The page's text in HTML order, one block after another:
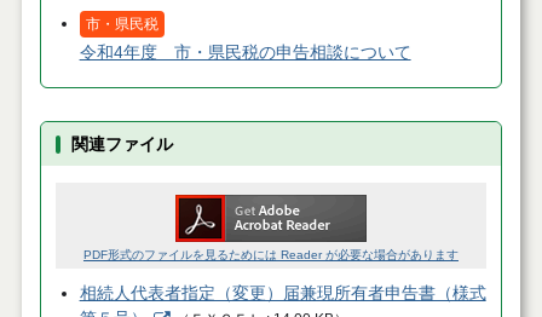
市・県民税
令和4年度 市・県民税の申告相談について
関連ファイル
PDF形式のファイルを見るためには Reader が必要な場合があります
相続人代表者指定（変更）届兼現所有者申告書（様式